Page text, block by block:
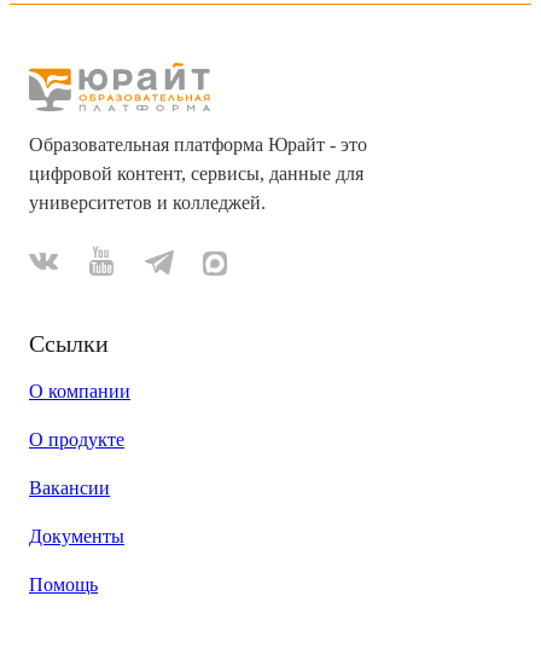
Образовательная платформа Юрайт - это
цифровой контент, сервисы, данные для
университетов и колледжей.
Ссылки
О компании
О продукте
Вакансии
Документы
Помощь